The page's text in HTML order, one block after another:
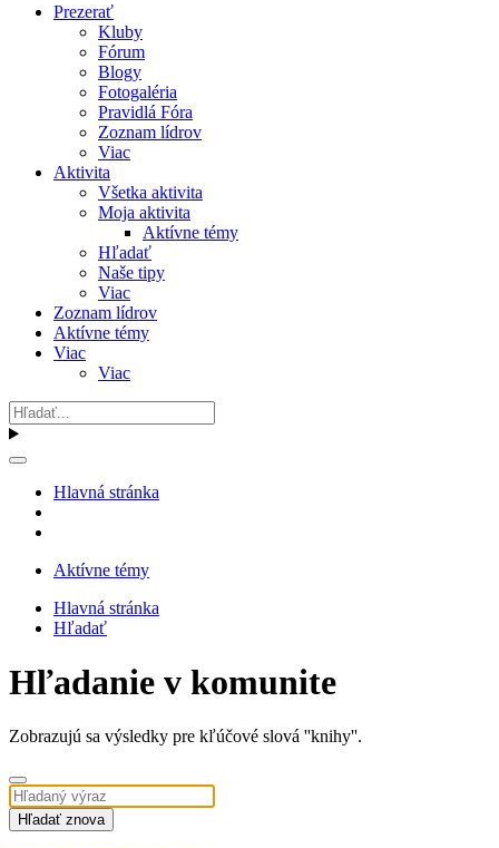
Prezerať
Kluby
Fórum
Blogy
Fotogaléria
Pravidlá Fóra
Zoznam lídrov
Viac
Aktivita
Všetka aktivita
Moja aktivita
Aktívne témy
Hľadať
Naše tipy
Viac
Zoznam lídrov
Aktívne témy
Viac
Viac
Hlavná stránka
Aktívne témy
Hlavná stránka
Hľadať
Hľadanie v komunite
Zobrazujú sa výsledky pre kľúčové slová ''knihy''.
Hľadať znova